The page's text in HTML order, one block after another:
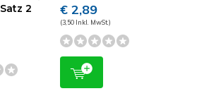
2
€ 2,89
(3,50 Inkl. MwSt.)